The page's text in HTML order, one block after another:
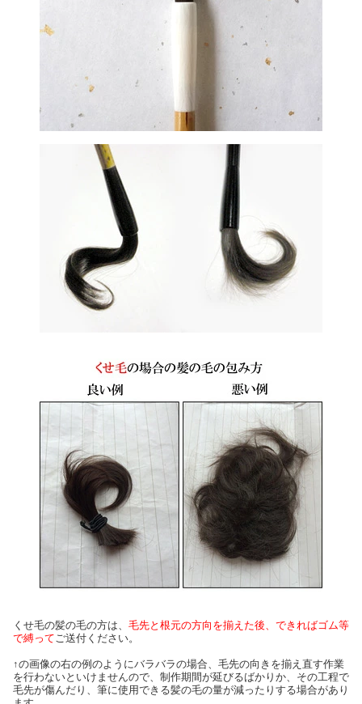
くせ毛の髪の毛の方は、 毛先と根元の方向を揃えた後、できればゴム等
で縛って ご送付ください。
↑の画像の右の例のようにバラバラの場合、毛先の向きを揃え直す作業
を行わないといけませんので、制作期間が延びるばかりか、その工程で
毛先が傷んだり、筆に使用できる髪の毛の量が減ったりする場合があり